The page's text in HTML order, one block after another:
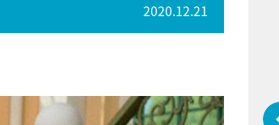
2020.12.21